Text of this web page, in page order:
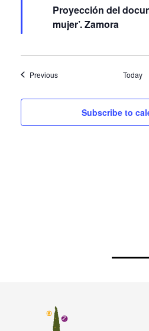
Proyección del
mujer’. Zamora
PreviousEvents Today
Subscribe to